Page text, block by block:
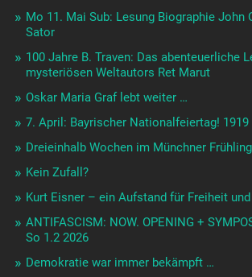
Mo 11. Mai Sub: Lesung Biographie John
Sator
100 Jahre B. Traven: Das abenteuerliche
mysteriösen Weltautors Ret Marut
Oskar Maria Graf lebt weiter …
7. April: Bayrischer Nationalfeiertag! 1919
Dreieinhalb Wochen im Münchner Frühling
Kein Zufall?
Kurt Eisner – ein Aufstand für Freiheit
ANTIFASCISM: NOW. OPENING +
So 1.2 2026
Demokratie war immer bekämpft …